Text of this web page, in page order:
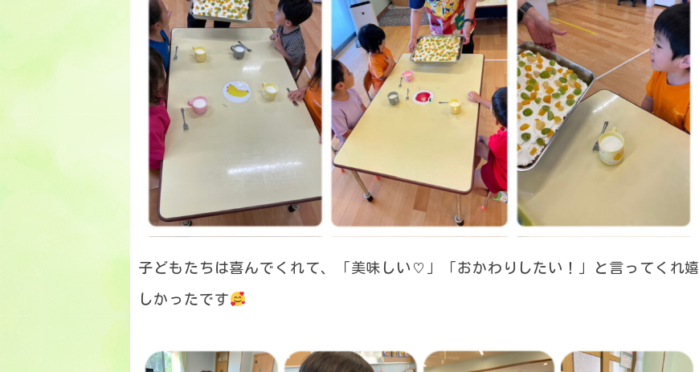
子どもたちは喜んでくれて、「美味しい♡」「おかわりしたい！」と言ってくれ嬉
しかったです